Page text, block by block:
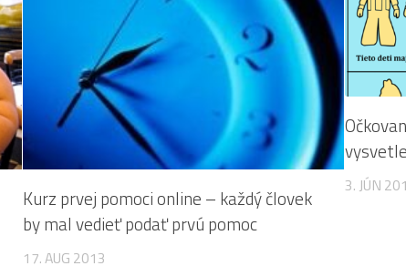
Kurz prvej pomoci online – každý človek
by mal vedieť podať prvú pomoc
17. AUG 2013
3. JÚN